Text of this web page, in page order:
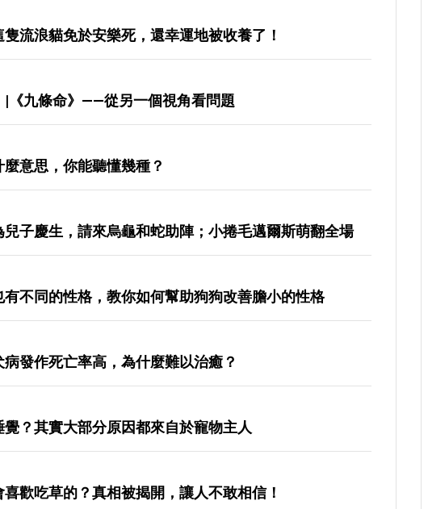
流浪貓免於安樂死，還幸運地被收養了！
|《九條命》——從另一個視角看問題
意思，你能聽懂幾種？
子慶生，請來烏龜和蛇助陣；小捲毛邁爾斯萌翻全場
不同的性格，教你如何幫助狗狗改善膽小的性格
發作死亡率高，為什麼難以治癒？
？其實大部分原因都來自於寵物主人
歡吃草的？真相被揭開，讓人不敢相信！